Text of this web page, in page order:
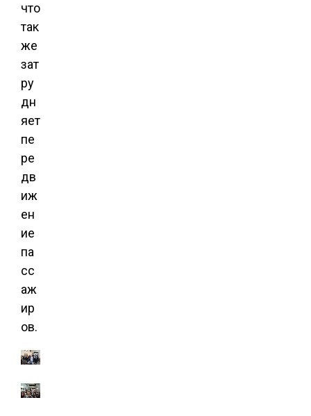
что
так
же
зат
ру
дн
яет
пе
ре
дв
иж
ен
ие
па
сс
аж
ир
ов.